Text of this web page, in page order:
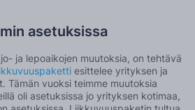
asetuksissa
ja lepoaikojen muutoksia, on tehtävä
esittelee yrityksen ja
Tämän vuoksi teimme muutoksia
oli asetuksissa jo yrityksen kotimaa,